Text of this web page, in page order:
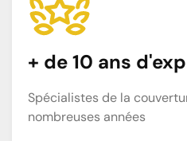
+ de 10 ans
Spécialistes de la
nombreuses années